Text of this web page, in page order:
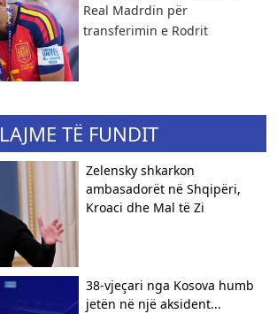
Real Madrdin për
transferimin e Rodrit
LAJME TË FUNDIT
Zelensky shkarkon
ambasadorët në Shqipëri,
Kroaci dhe Mal të Zi
38-vjeçari nga Kosova humb
jetën në një aksident...